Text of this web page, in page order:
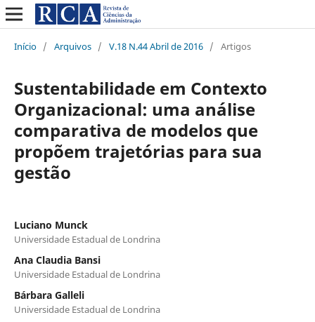
Início / Arquivos / V.18 N.44 Abril de 2016 / Artigos
Sustentabilidade em Contexto
Organizacional: uma análise
comparativa de modelos que
propõem trajetórias para sua
gestão
Luciano Munck
Universidade Estadual de Londrina
Ana Claudia Bansi
Universidade Estadual de Londrina
Bárbara Galleli
Universidade Estadual de Londrina